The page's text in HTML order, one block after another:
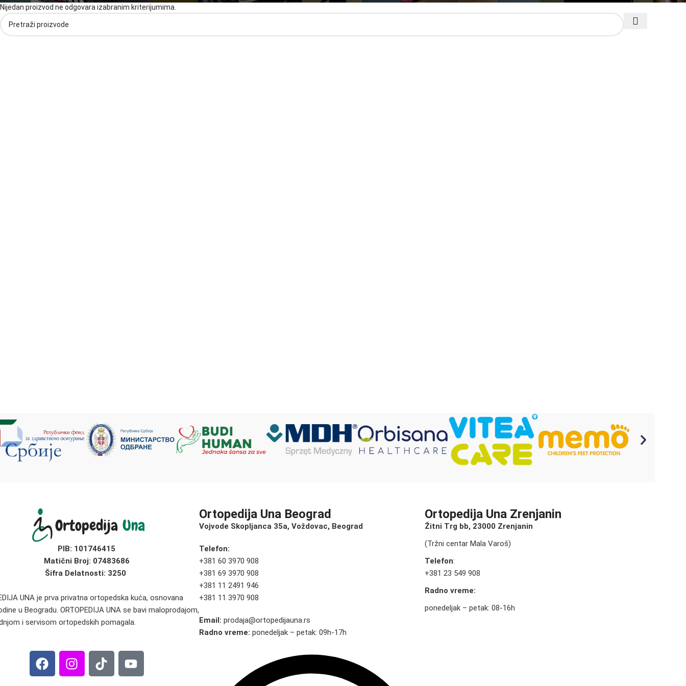
Nijedan proizvod ne odgovara izabranim kriterijumima.
PIB: 101746415
Matični Broj: 07483686
Šifra Delatnosti: 3250
UNA je prva privatna ortopedska kuća, osnovana
u Beogradu. ORTOPEDIJA UNA se bavi maloprodajom,
i servisom ortopedskih pomagala.
Ortopedija Una Beograd
Vojvode Skopljanca 35a, Voždovac, Beograd
Telefon:
+381 60 3970 908
+381 69 3970 908
+381 11 2491 946
+381 11 3970 908
Email: prodaja@ortopedijauna.rs
Radno vreme:ponedeljak – petak: 09h-17h
Ortopedija Una Zrenjanin
Žitni Trg bb, 23000 Zrenjanin
(Tržni centar Mala Varoš)
Telefon:
+381 23 549 908
Radno vreme:
ponedeljak – petak: 08-16h